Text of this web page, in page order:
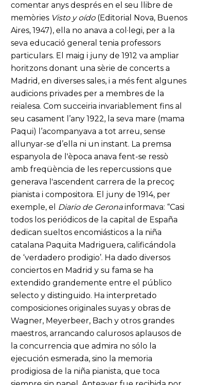
comentar anys després en el seu llibre de
memòries Visto y oído(Editorial Nova, Buenos
Aires, 1947), ella no anava a col·legi, per a la
seva educació general tenia professors
particulars. El maig i juny de 1912 va ampliar
horitzons donant una sèrie de concerts a
Madrid, en diverses sales, i a més fent algunes
audicions privades per a membres de la
reialesa. Com succeiria invariablement fins al
seu casament l’any 1922, la seva mare (mama
Paqui) l’acompanyava a tot arreu, sense
allunyar-se d’ella ni un instant. La premsa
espanyola de l'època anava fent-se ressò
amb freqüència de les repercussions que
generava l'ascendent carrera de la precoç
pianista i compositora. El juny de 1914, per
exemple, el Diario de Geronainformava: “Casi
todos los periódicos de la capital de España
dedican sueltos encomiásticos a la niña
catalana Paquita Madriguera, calificándola
de ‘verdadero prodigio’. Ha dado diversos
conciertos en Madrid y su fama se ha
extendido grandemente entre el público
selecto y distinguido. Ha interpretado
composiciones originales suyas y obras de
Wagner, Meyerbeer, Bach y otros grandes
maestros, arrancando calurosos aplausos de
la concurrencia que admira no sólo la
ejecución esmerada, sino la memoria
prodigiosa de la niña pianista, que toca